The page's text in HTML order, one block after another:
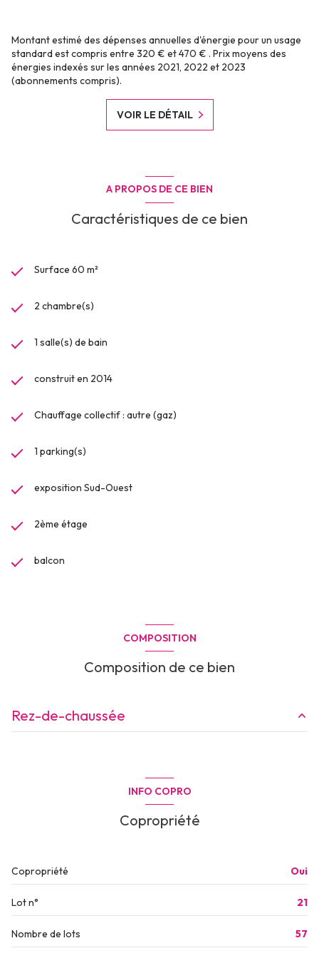
Montant estimé des dépenses annuelles d'énergie pour un usage
standard est compris entre 320 € et 470 € . Prix moyens des
énergies indexés sur les années 2021, 2022 et 2023
(abonnements compris).
VOIR LE DÉTAIL
A PROPOS DE CE BIEN
Caractéristiques de ce bien
Surface 60 m²
2 chambre(s)
1 salle(s) de bain
construit en 2014
Chauffage collectif : autre (gaz)
1 parking(s)
exposition Sud-Ouest
2ème étage
balcon
COMPOSITION
Composition de ce bien
Rez-de-chaussée
salle de bain + wc
INFO COPRO
Copropriété
Copropriété Oui
Lot n° 21
Nombre de lots 57